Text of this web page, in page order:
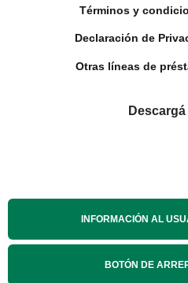
Términos y
Declaración de
Otras líneas de
INFORMACIÓN AL
BOTÓN DE